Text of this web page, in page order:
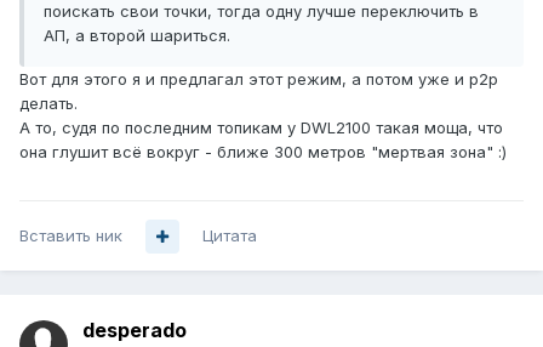
поискать свои точки, тогда одну лучше переключить в
АП, а второй шариться.
Вот для этого я и предлагал этот режим, а потом уже и р2р
делать.
А то, судя по последним топикам у DWL2100 такая моща, что
она глушит всё вокруг - ближе 300 метров "мертвая зона" :)
Вставить ник Цитата
desperado